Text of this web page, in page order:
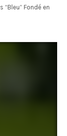
“Bleu” Fondé en